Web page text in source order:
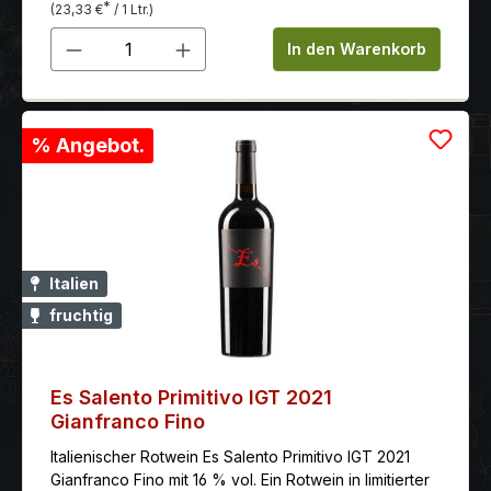
(23,33 €* / 1 Ltr.)
Produkt Anzahl: Gib denIn den Warenkorb
% Angebot.
Italien
fruchtig
Es Salento Primitivo IGT 2021
Gianfranco Fino
Italienischer Rotwein Es Salento Primitivo IGT 2021
Gianfranco Fino mit 16 % vol. Ein Rotwein in limitierter